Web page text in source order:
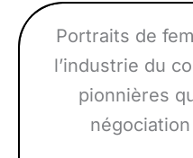
Portraits de
l’industrie du
pionnières